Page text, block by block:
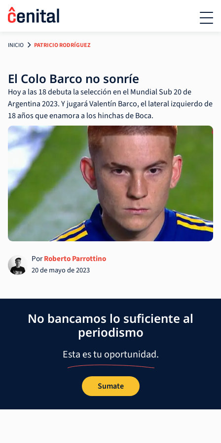
INICIO PATRICIO RODRÍGUEZ
El Colo Barco no sonríe
Hoy a las 18 debuta la selección en el Mundial Sub 20 de
Argentina 2023. Y jugará Valentín Barco, el lateral izquierdo de
18 años que enamora a los hinchas de Boca.
PorRoberto Parrottino
20 de mayo de 2023
No bancamos lo suficiente al
periodismo
Esta es tu oportunidad.
Sumate